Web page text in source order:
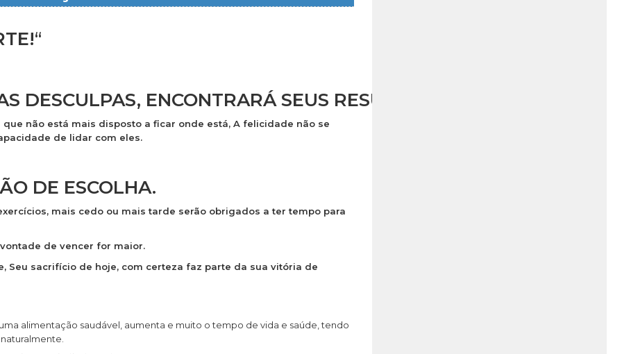
“
DESCULPAS, ENCONTRARÁSEUS RESULTADOS!
que não está mais disposto a ficar onde está, A felicidade não se
de lidar com eles.
DE ESCOLHA.
mais cedo ou mais tarde serãoobrigados a ter tempo para
de vencer for maior.
Seu sacrifíciode hoje, com certeza faz parte da sua vitória de
alimentação saudável, aumenta e muito o tempo de vida e saúde, tendo